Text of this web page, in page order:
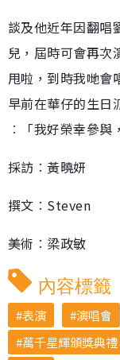
談及他近年因翻唱
兒，屆時可會再次
甩啦，到時我哋會
早前在華仔的生日
︰「我好榮幸參與
採訪︰黃曉妍
撰文︰Steven
美術︰梁政敏
內容標籤
表演 演唱會
萬千星輝頒獎典禮